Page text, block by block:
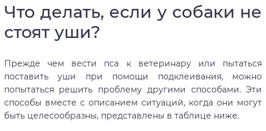
Что делать, если у собаки не
стоят уши?
Прежде чем вести пса к ветеринару или пытаться
поставить уши при помощи подклеивания, можно
попытаться решить проблему другими способами. Эти
способы вместе с описанием ситуаций, когда они могут
быть целесообразны, представлены в таблице ниже.